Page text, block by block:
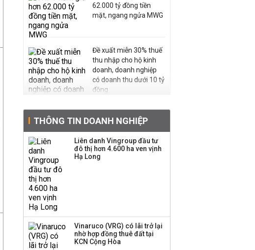
62.000 tỷ đồng tiền
mặt, ngang ngửa MWG
Đề xuất miễn 30% thuế
thu nhập cho hộ kinh
doanh, doanh nghiệp
có doanh thu dưới 10 tỷ
đồng
gần 500 triệu cổ phiếu,
tăng vốn lên gần
77.800 tỷ
phiếu, người làm chủ
tịch ở tuổi 27
THÔNG TIN DOANH NGHIỆP
Liên danh Vingroup đầu tư
đô thị hơn 4.600 ha ven vịnh
Hạ Long
Vinaruco (VRG) có lãi trở lại
nhờ hợp đồng thuê đất tại
KCN Cộng Hòa